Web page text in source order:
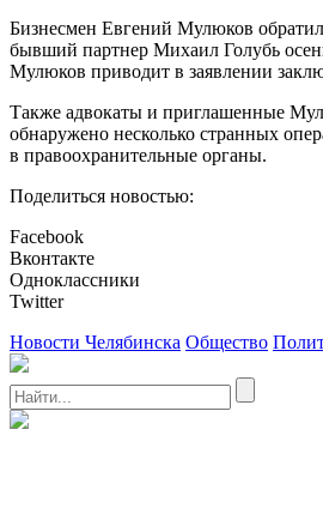
Бизнесмен Евгений Мулюков
бывший партнер Михаил Голубь
Мулюков приводит в заявлении
Также адвокаты и приглашенные
обнаружено несколько странных
в правоохранительные органы.
Поделиться новостью:
Facebook
Вконтакте
Одноклассники
Twitter
Новости Челябинска Общество